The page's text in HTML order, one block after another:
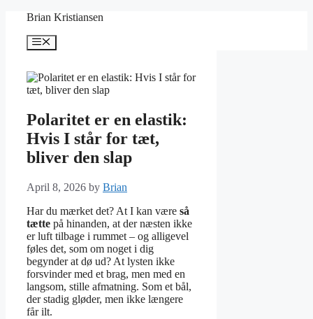
content
Brian Kristiansen
Menu
Polaritet er en elastik:
Hvis I står for tæt,
bliver den slap
April 8, 2026 by Brian
Har du mærket det? At I kan være så
tætte på hinanden, at der næsten ikke
er luft tilbage i rummet – og alligevel
føles det, som om noget i dig
begynder at dø ud? At lysten ikke
forsvinder med et brag, men med en
langsom, stille afmatning. Som et bål,
der stadig gløder, men ikke længere
får ilt.